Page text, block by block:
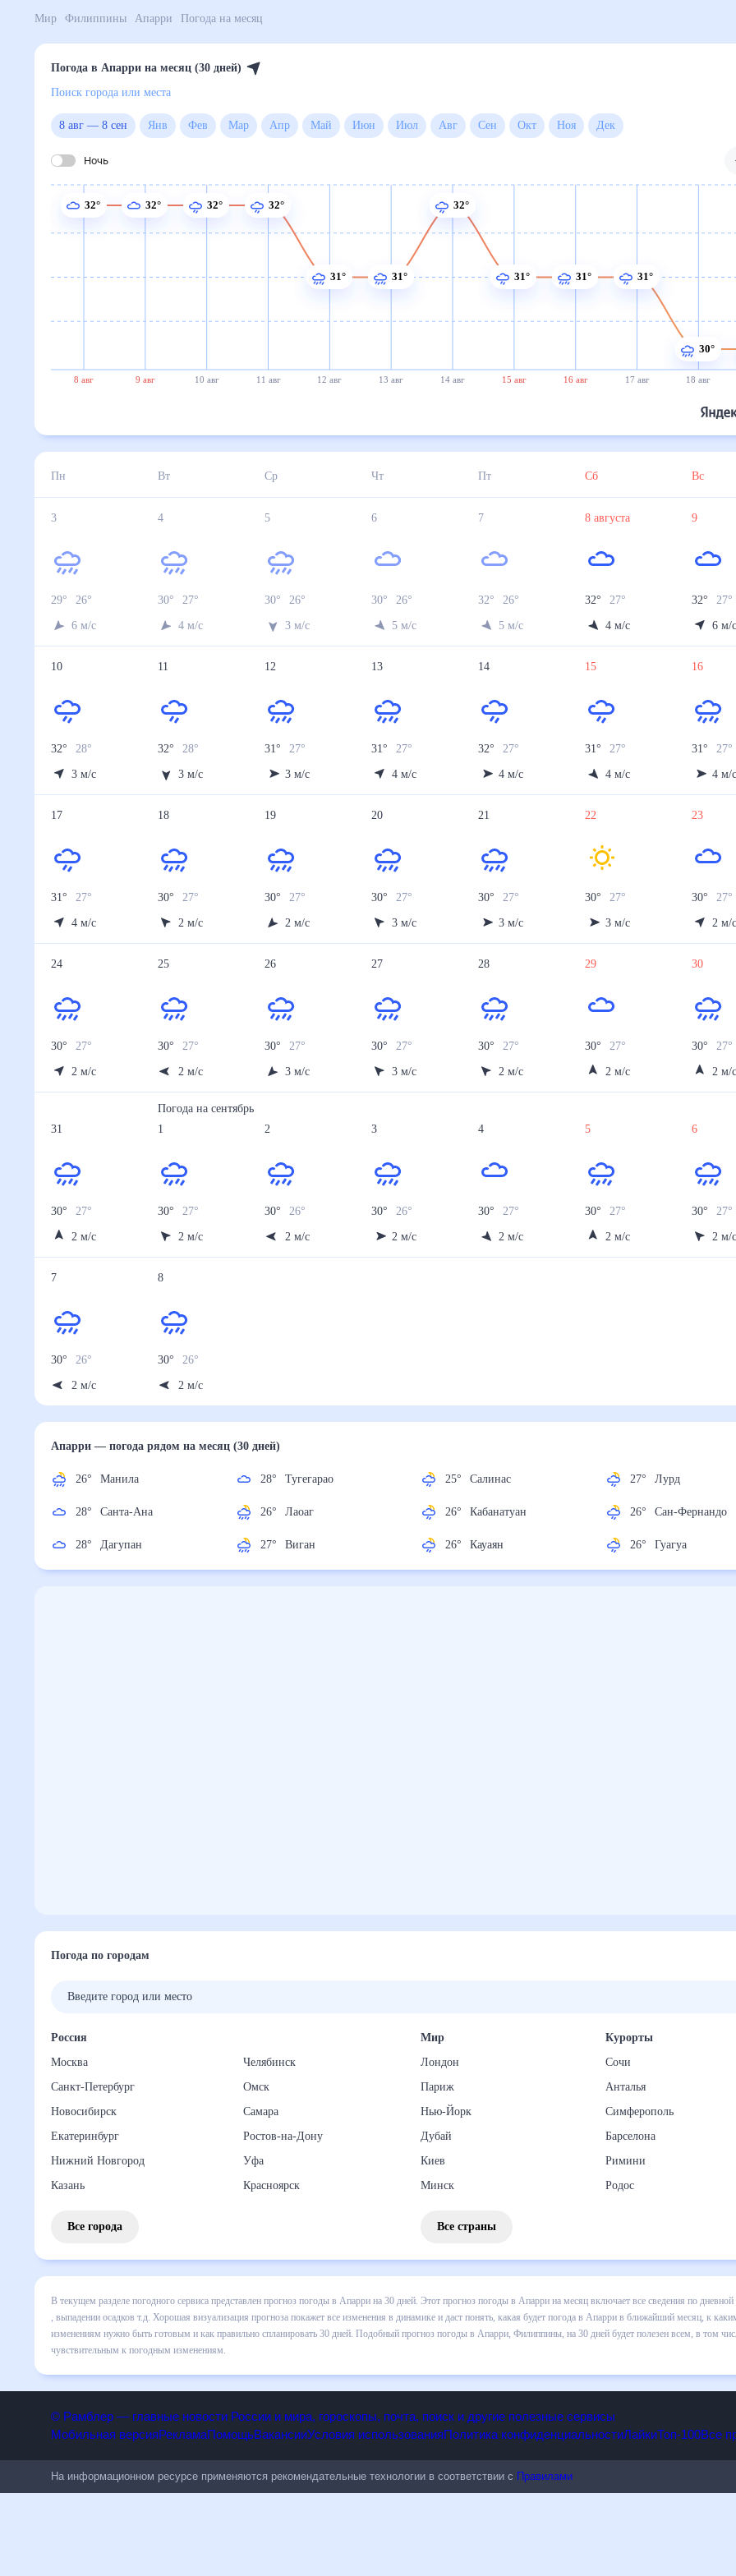
Мир Филиппины Апарри Погода на месяц
Погода в Апарри на месяц (30 дней)
Поиск города или места
8 авг— 8 сен Янв Фев Мар Апр Май Июн Июл Авг Сен Окт Ноя
Ночь
8 авг 9 авг 10 авг 11 авг 12 авг 13 авг 14 авг 15 авг 16 авг 17 авг 18 авг
32° 32° 32° 32°
31° 31°
32°
31° 31° 31°
30°
Пн Вт Ср Чт Пт Сб Вс
3
29° 26
6 м/с
4
30° 27
4 м/с
5
30° 26
3 м/с
6
30° 26
5 м/с
7
32° 26
5 м/с
8 августа
32° 27°
4 м/с
9
32° 27°
6 м/
10
32° 28
3 м/с
11
32° 28
3 м/с
12
31° 27°
3 м/с
13
31° 27°
4 м/с
14
32° 27°
4 м/с
15
31° 27°
4 м/с
16
31° 27°
4 м/
17
31° 27°
4 м/с
18
30° 27
2 м/с
19
30° 27
2 м/с
20
30° 27
3 м/с
21
30° 27
3 м/с
22
30° 27
3 м/с
23
30° 27
2 м/
24
30° 27
2 м/с
25
30° 27
2 м/с
26
30° 27
3 м/с
27
30° 27
3 м/с
28
30° 27
2 м/с
29
30° 27
2 м/с
30
30° 27
2 м/
31
30° 27
2 м/с
Погода насентябрь
1
30° 27
2 м/с
2
30° 26
2 м/с
3
30° 26
2 м/с
4
30° 27
2 м/с
5
30° 27
2 м/с
6
30° 27
2 м/
7
30° 26
2 м/с
8
30° 26
2 м/с
Апарри— погода рядомна месяц (30 дней)
26° Манила
28° Санта-Ана
28° Дагупан
28° Тугегарао
26° Лаоаг
27° Виган
25° Салинас
26° Кабанатуан
26° Кауаян
27° Лурд
26° Сан-
26° Гуагуа
Погода по городам
Россия
Москва
Санкт-Петербург
Новосибирск
Екатеринбург
Нижний Новгород
Казань
Челябинск
Омск
Самара
Ростов-на-Дону
Уфа
Красноярск
Все города
Мир
Лондон
Париж
Нью-Йорк
Дубай
Киев
Минск
Курорты
Сочи
Анталья
Симферополь
Барселона
Римини
Родос
Все страны
В текущем разделе погодного сервиса представлен прогноз погоды в Апарри на 30 дней. Этот прогноз погоды в Апарри на
включает все сведения по дневной температуре , выпадении осадков т.д. Хорошая визуализация прогноза покажет все
динамике и даст понять, какая будет погода в Апарри в ближайший месяц, к каким изменениям нужно быть готовым и как
спланировать 30 дней. Подобный прогноз погоды в Апарри, Филиппины, на 30 дней будет полезен всем, в том числе людям,
© Рамблер — главные новости России и мира, гороскопы, почта, поиск и другие полезные сервисы
На информационном ресурсе применяются рекомендательные технологии в соответствии сПравилами